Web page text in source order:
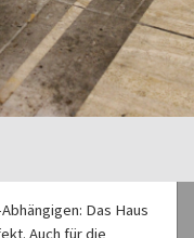
Das Haus
Auch für die